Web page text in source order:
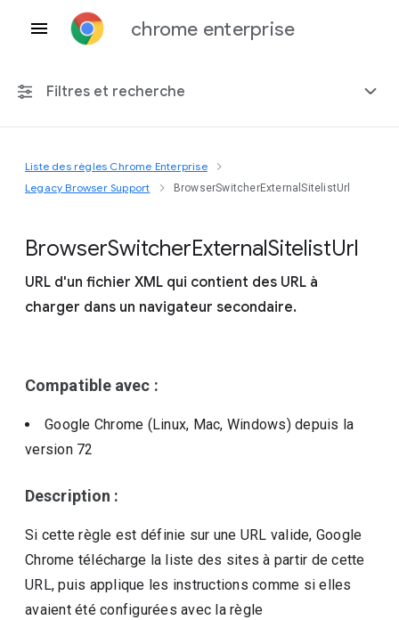
chrome enterprise
Filtres et recherche
Toute plate-forme
Inclure les règles obsolètes
Liste des règles Chrome Enterprise
Legacy Browser Support
BrowserSwitcherExternalSitelistUrl
BrowserSwitcherExternalSitelistUrl
URL d'un fichier XML qui contient des URL à
charger dans un navigateur secondaire.
Compatible avec :
Google Chrome (Linux, Mac, Windows)depuis la
version 72
Description :
Si cette règle est définie sur une URL valide, Google
Chrome télécharge la liste des sites à partir de cette
URL, puis applique les instructions comme si elles
avaient été configurées avec la règle